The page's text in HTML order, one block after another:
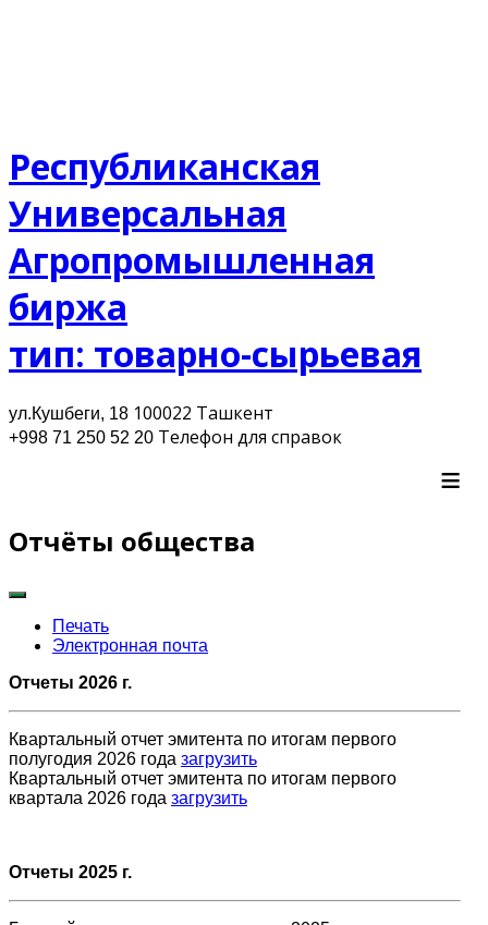
Республиканская
Универсальная
Агропромышленная
биржа
тип: товарно-сырьевая
ул.Кушбеги, 18 100022 Ташкент
+998 71 250 52 20 Телефон для cправок
≡
Отчёты общества
Печать
Электронная почта
Отчеты 2026 г.
Квартальный отчет эмитента по итогам первого
полугодия 2026 года загрузить
Квартальный отчет эмитента по итогам первого
квартала 2026 года загрузить
Отчеты 2025 г.